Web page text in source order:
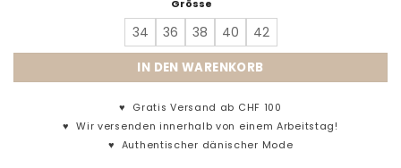
Grösse
34 36 38 40 42
IN DEN WARENKORB
♥ Gratis Versand ab CHF 100
♥Wir versenden innerhalb von einem Arbeitstag!
♥ Authentischer dänischer Mode